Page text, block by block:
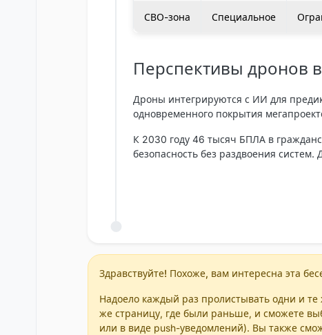
СВО-зона Специальное
Перспективы дронов
Дроны интегрируются с ИИ для
одновременного покрытия
К 2030 году 46 тысяч БПЛА в
безопасность без раздвоения
Здравствуйте! Похоже, вам интересна эта
Надоело каждый раз пролистывать одни и те
же страницу, где были раньше, и сможете
или в виде push-уведомлений). Вы также